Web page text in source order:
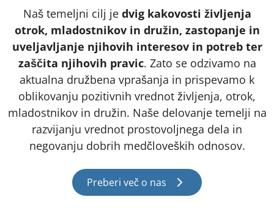
Naš temeljni cilj je dvig kakovosti življenja
otrok, mladostnikov in družin, zastopanje in
uveljavljanje njihovih interesov in potreb ter
zaščita njihovih pravic. Zato se odzivamo na
aktualna družbena vprašanja in prispevamo k
oblikovanju pozitivnih vrednot življenja, otrok,
mladostnikov in družin. Naše delovanje temelji na
razvijanju vrednot prostovoljnega dela in
negovanju dobrih medčloveških odnosov.
Preberi več o nas